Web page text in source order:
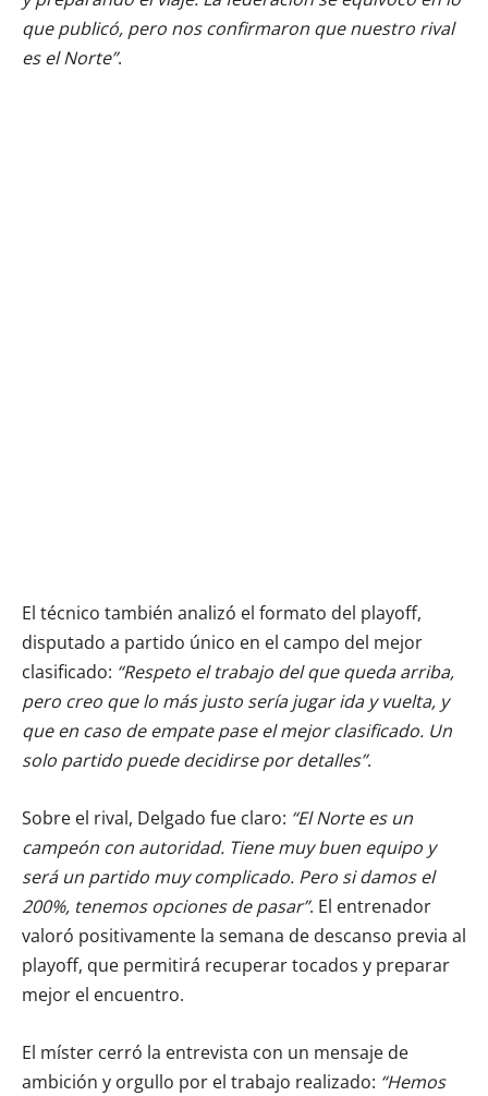
que publicó, pero nos confirmaron que nuestro rival
es el Norte”.
El técnico también analizó el formato del playoff,
disputado a partido único en el campo del mejor
clasificado: “Respeto el trabajo del que queda arriba,
pero creo que lo más justo sería jugar ida y vuelta, y
que en caso de empate pase el mejor clasificado. Un
solo partido puede decidirse por detalles”.
Sobre el rival, Delgado fue claro: “El Norte es un
campeón con autoridad. Tiene muy buen equipo y
será un partido muy complicado. Pero si damos el
200%, tenemos opciones de pasar”. El entrenador
valoró positivamente la semana de descanso previa al
playoff, que permitirá recuperar tocados y preparar
mejor el encuentro.
El míster cerró la entrevista con un mensaje de
ambición y orgullo por el trabajo realizado: “Hemos